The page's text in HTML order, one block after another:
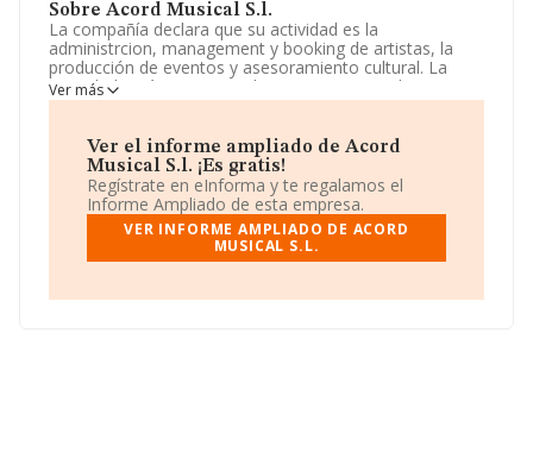
Sobre Acord Musical S.l.
La compañía declara que su actividad es la
administrcion, management y booking de artistas, la
producción de eventos y asesoramiento cultural. La
sociedad está inscrita en el Registro Mercantil como
Sociedad Limitada. Su actividad CNAE es '%cnae%' con
mercados exteriores.
La empresaAcord Musical S.L, B10928620, está
situada en Plaza Pla Dels Albers núm. 16 17, Piso 3 B,
(08560), Manlleu, provincia de Barcelona, Cataluña.
Con los datos a disposición de INFORMA sobre 26.323
ámbito nacional alcanza los 11.946 millones de euros y
Ver más
Ver el informe ampliado de Acord
Musical S.l. ¡Es gratis!
Regístrate en eInforma y te regalamos el
Informe Ampliado de esta empresa.
VER INFORME AMPLIADO DE ACORD
MUSICAL S.L.